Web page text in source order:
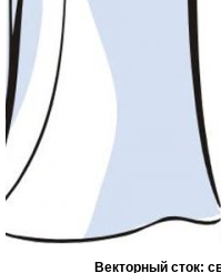
Векторный сток: